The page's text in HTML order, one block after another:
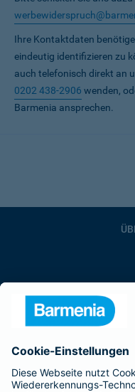
Ihre Kontaktdaten
eindeutig identifizieren zu
auch telefonisch direkt an
0202 438-2906 wenden,
Barmenia ansprechen.
Barmenia ist